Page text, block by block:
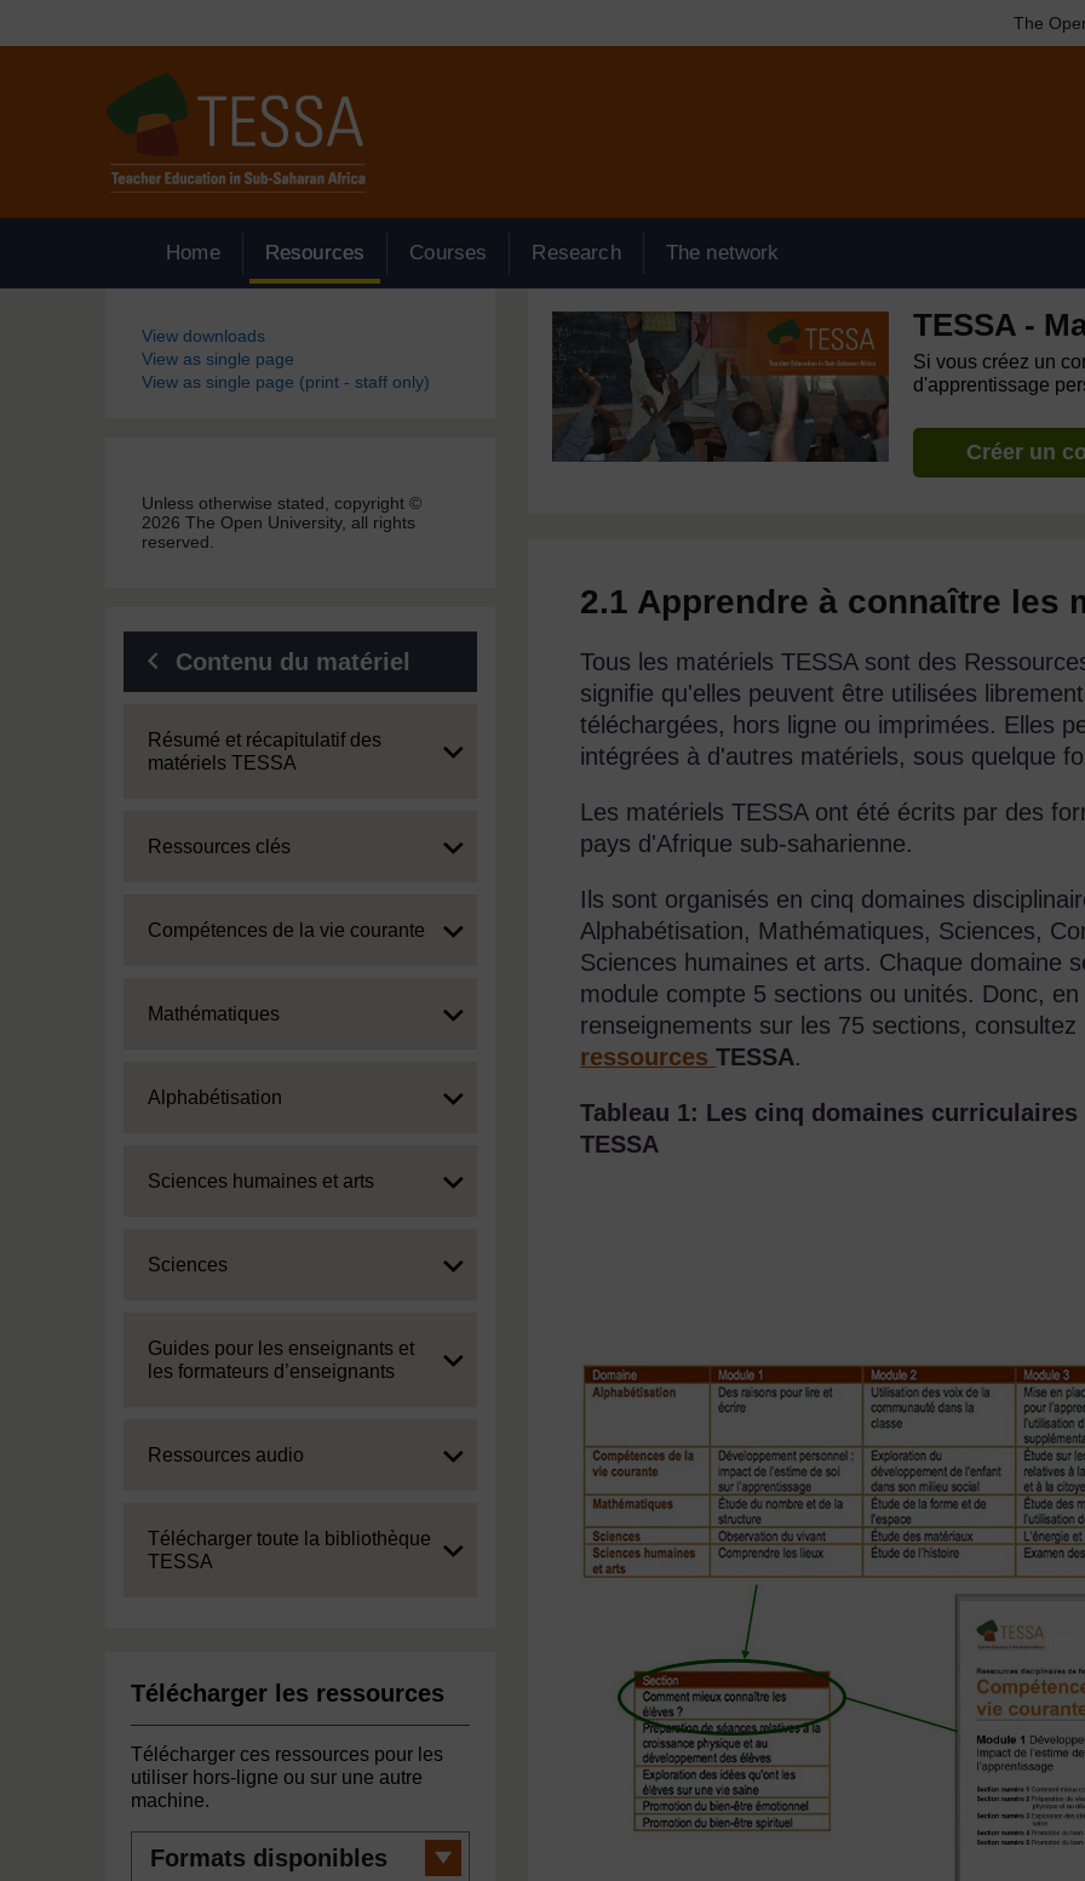
The
Home Resources Courses Research The network
Blocs
View downloads
View as single page
View as single page (print - staff only)
Unless otherwise stated, copyright ©
2026 The Open University, all rights
reserved.
Contenu du matériel
Expand
Résumé et récapitulatif des
matériels TESSA
Expand
Ressources clés
Expand
Compétences de la vie courante
Expand
Mathématiques
Expand
Alphabétisation
Expand
Sciences humaines et arts
Expand
Sciences
Expand
Guides pour les enseignants et
les formateurs d’enseignants
Expand
Ressources audio
Expand
Télécharger toute la bibliothèque
TESSA
Télécharger les ressources
Télécharger ces ressources pour les
utiliser hors-ligne ou sur une autre
machine.
disponibles
TESSA -
Si vous créez un
d'apprentissage
Créer un
2.1 Apprendre à connaître les
Tous les matériels TESSA sont des
signifie qu'elles peuvent être utilisées
téléchargées, hors ligne ou imprimées. Elles
intégrées à d'autres matériels, sous quelque
Les matériels TESSA ont été écrits par des
pays d'Afrique sub-saharienne.
Ils sont organisés en cinq domaines
Alphabétisation, Mathématiques, Sciences,
Sciences humaines et arts. Chaque domaine
module compte 5 sections ou unités. Donc,
renseignements sur les 75 sections,
ressourcesTESSA.
Tableau 1: Les cinq domaines
TESSA